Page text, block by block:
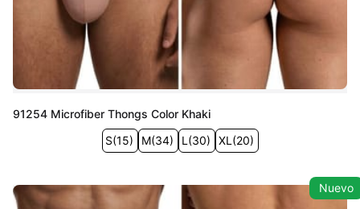
91254 Microfiber Thongs Color Khaki
S(15) M(34) L (30) XL (20)
Nuevo